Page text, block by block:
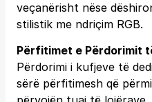
veçanërisht nëse
stilistik me ndriçim RGB.
Përfitimet e Përdorimit
Përdorimi i kufjeve të
sërë përfitimesh që